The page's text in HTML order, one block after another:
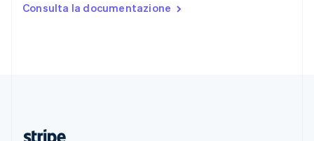
Consulta la documentazione
English Español简体中文